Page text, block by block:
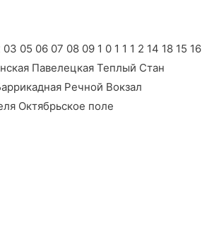
06 07 08 09 1 0 1 1 1 2 14 18 15 16
Павелецкая Теплый Стан
Речной Вокзал
Октябрьское поле